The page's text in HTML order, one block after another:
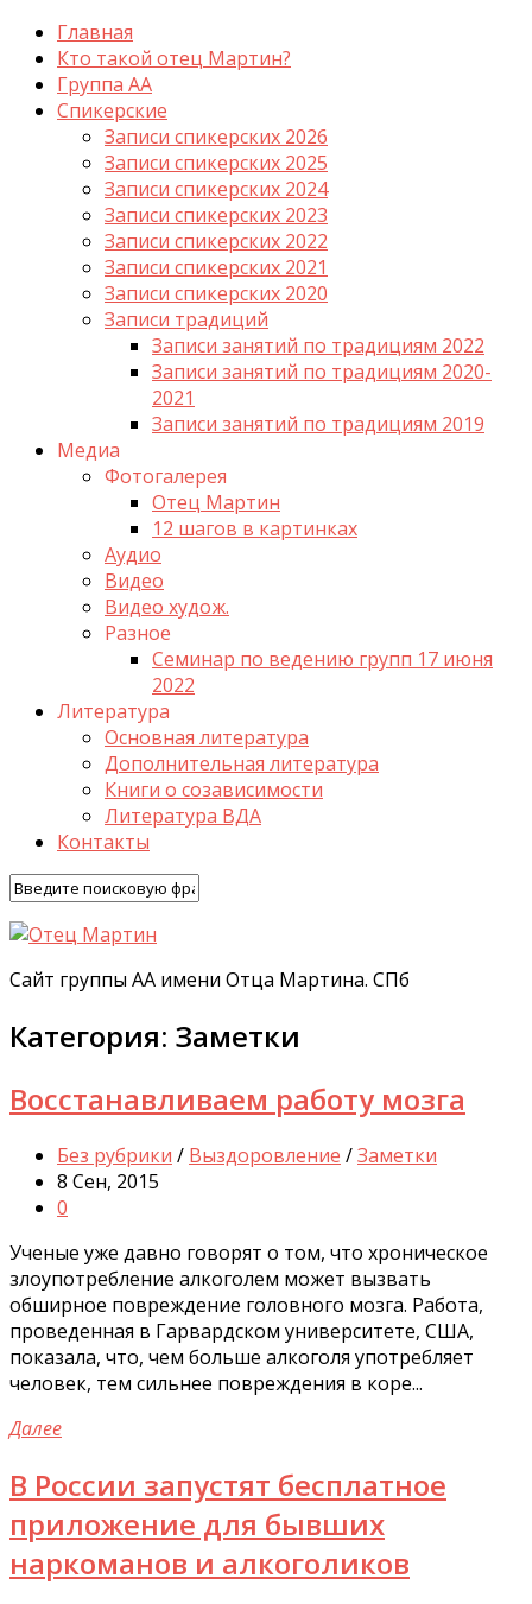
Главная
Кто такой отец Мартин?
Группа АА
Спикерские
Записи спикерских 2026
Записи спикерских 2025
Записи спикерских 2024
Записи спикерских 2023
Записи спикерских 2022
Записи спикерских 2021
Записи спикерских 2020
Записи традиций
Записи занятий по традициям 2022
Записи занятий по традициям 2020-
2021
Записи занятий по традициям 2019
Медиа
Фотогалерея
Отец Мартин
12 шагов в картинках
Аудио
Видео
Видео худож.
Разное
Семинар по ведению групп 17 июня
2022
Литература
Основная литература
Дополнительная литература
Книги о созависимости
Литература ВДА
Контакты
Сайт группы АА имени Отца Мартина. СПб
Категория: Заметки
Восстанавливаем работу мозга
Без рубрики / Выздоровление /Заметки
8 Сен, 2015
0
Ученые уже давно говорят о том, что хроническое
злоупотребление алкоголем может вызвать
обширное повреждение головного мозга. Работа,
проведенная в Гарвардском университете, США,
показала, что, чем больше алкоголя употребляет
человек, тем сильнее повреждения в коре...
Далее
В России запустят бесплатное
приложение для бывших
наркоманов и алкоголиков